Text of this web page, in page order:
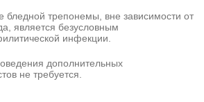
трепонемы, вне зависимости от
является безусловным
инфекции.
дополнительных
не требуется.